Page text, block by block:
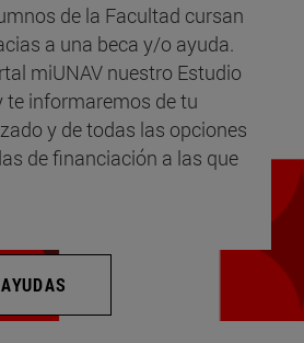
de la Facultad cursan
a una beca y/o ayuda.
miUNAV nuestro Estudio
te informaremos de tu
y de todas las opciones
de financiación a las que